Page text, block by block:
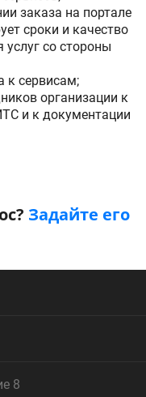
заказа на портале
сроки и качество
со стороны
к сервисам;
организации к
и к документации
Задайте его
8